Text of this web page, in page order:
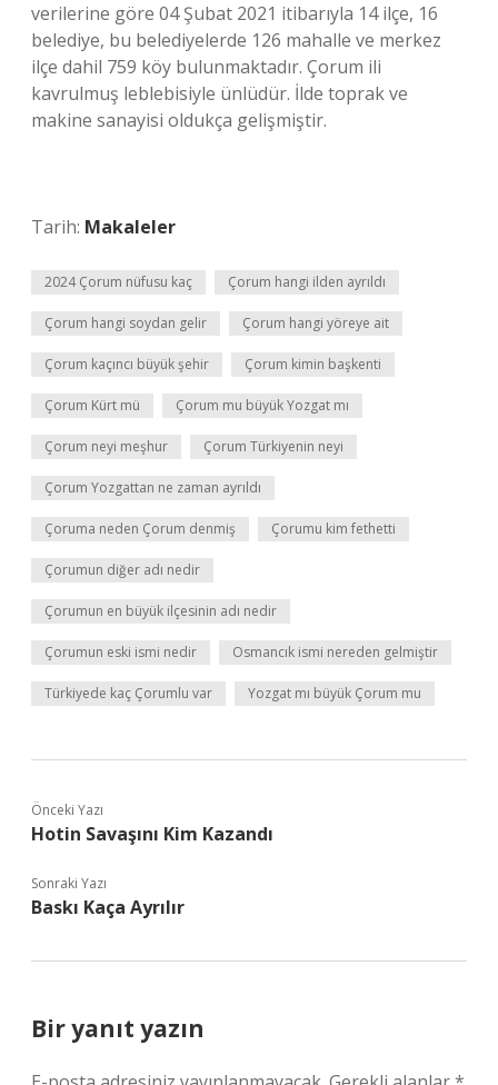
verilerine göre 04 Şubat 2021 itibarıyla 14 ilçe, 16
belediye, bu belediyelerde 126 mahalle ve merkez
ilçe dahil 759 köy bulunmaktadır. Çorum ili
kavrulmuş leblebisiyle ünlüdür. İlde toprak ve
makine sanayisi oldukça gelişmiştir.
Tarih: Makaleler
2024 Çorum nüfusu kaç Çorum hangi ilden ayrıldı
Çorum hangi soydan gelir Çorum hangi yöreye ait
Çorum kaçıncı büyük şehir Çorum kimin başkenti
Çorum Kürt mü Çorum mu büyük Yozgat mı
Çorum neyi meşhur Çorum Türkiyenin neyi
Çorum Yozgattan ne zaman ayrıldı
Çoruma neden Çorum denmiş Çorumu kim fethetti
Çorumun diğer adı nedir
Çorumun en büyük ilçesinin adı nedir
Çorumun eski ismi nedir Osmancık ismi nereden gelmiştir
Türkiyede kaç Çorumlu var Yozgat mı büyük Çorum mu
Önceki Yazı
Hotin Savaşını Kim Kazandı
Sonraki Yazı
Baskı Kaça Ayrılır
Bir yanıt yazın